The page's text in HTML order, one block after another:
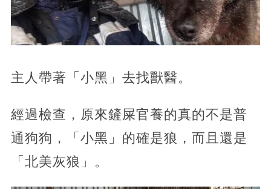
主人帶著「小黑」去找獸醫。
經過檢查，原來鏟屎官養的真的不是普
通狗狗，「小黑」的確是狼，而且還是
「北美灰狼」。